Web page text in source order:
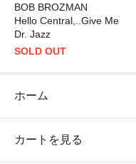
BOB BROZMAN
Hello Central,..Give Me
Dr. Jazz
SOLD OUT
ホーム
カートを見る